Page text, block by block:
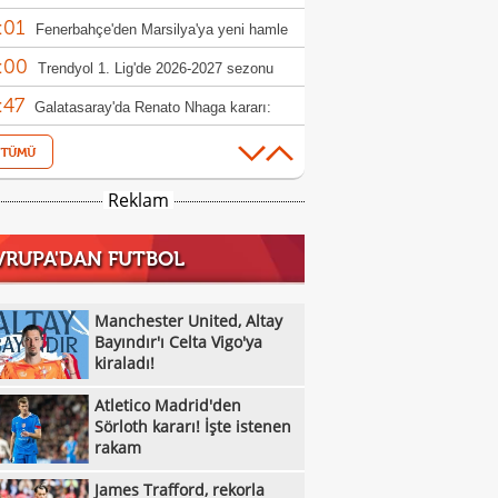
reddetti
Fenerbahçe'den Marsilya'ya yeni hamle
Trendyol 1. Lig'de 2026-2027 sezonu
başlıyor!
Galatasaray'da Renato Nhaga kararı:
yasağı
Beşiktaş'tan Gallagher hamlesi
Gabriel Sara'dan 'Galatasaray'da
çabasıSixers'tan Embiid açıklaması: "Sağlıklı
erteledi
Jaylen Brown: "Tatum'la pek konuşmadık"
Kawhi Leonard'ın Clippers
yeni sponsorluk iddiası
Fenerbahçe'de Kartal etkisi: 'Fizik
fark yarattı'
Galatasaray, El Khannous'u listeye aldı!
Reklam
FUTBOL
Manchester United, Altay
Bayındır'ı Celta Vigo'ya
kiraladı!
Atletico Madrid'den
Sörloth kararı! İşte istenen
rakam
James Trafford, rekorla